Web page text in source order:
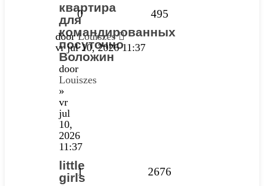
квартира
для
командированных
посуточно
Воложин
door
Louiszes
»
vr
jul
10,
2026
11:37
0 495
doorLouiszes
vr jul 10, 2026 11:37
little
girls
1 2676